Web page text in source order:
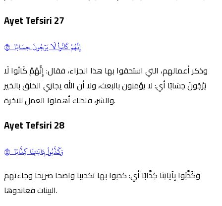
Ayet Tefsiri27
إِنَّهُمۡ كَانُواْ لَا يَرۡجُونَ حِسَابٗا ٢٧
وذكر أعمالهم، التي استحقوا بها هذا الجزاء، فقال: إِنَّهُمْ كَانُوا لَا
يَرْجُونَ حِسَابًا أي: لا يؤمنون بالبعث، ولا أن الله يجازي الخلق بالخير
والشر، فلذلك أهملوا العمل للآخرة.
Ayet Tefsiri28
وَكَذَّبُواْ بِـَٔايَٰتِنَا كِذَّابٗا ٢٨
وَكَذَّبُوا بِآيَاتِنَا كِذَّابًا أي: كذبوا بها تكذيبا واضحا صريحا وجاءتهم
البينات فعاندوها.